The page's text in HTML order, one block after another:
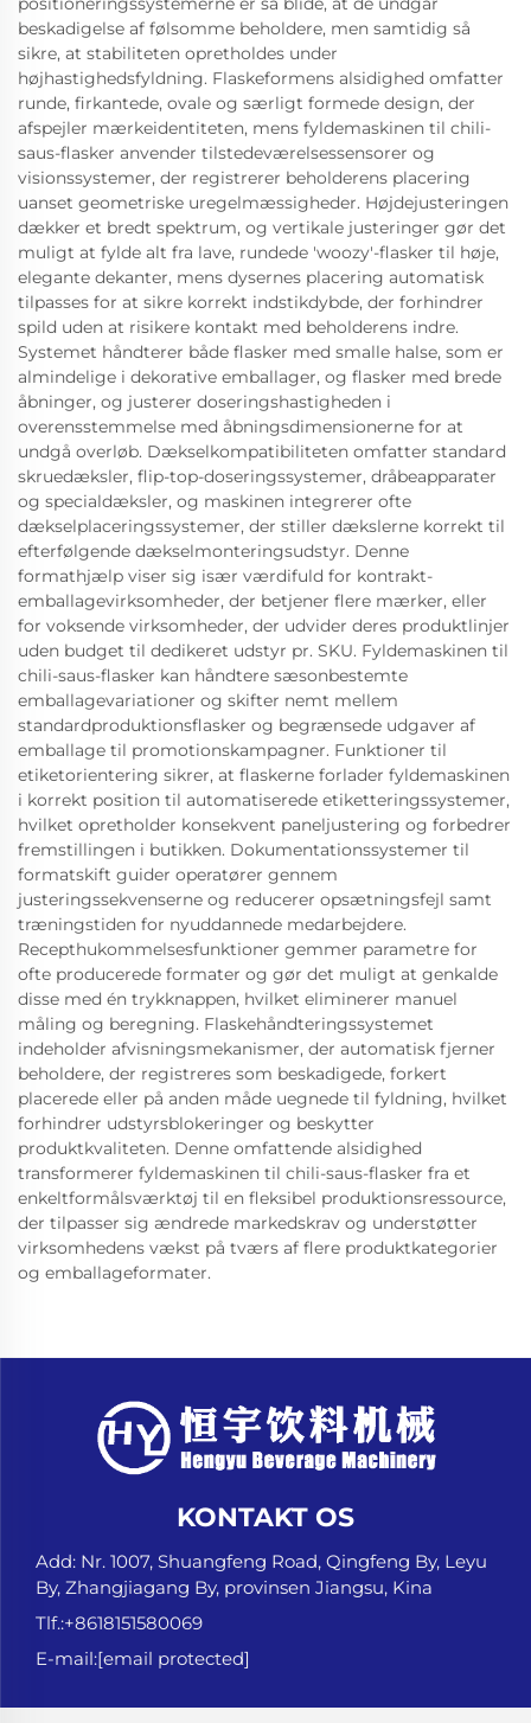
beskadigelse af følsomme beholdere, men samtidig så
sikre, at stabiliteten opretholdes under
højhastighedsfyldning. Flaskeformens alsidighed omfatter
runde, firkantede, ovale og særligt formede design, der
afspejler mærkeidentiteten, mens fyldemaskinen til chili-
saus-flasker anvender tilstedeværelsessensorer og
visionssystemer, der registrerer beholderens placering
uanset geometriske uregelmæssigheder. Højdejusteringen
dækker et bredt spektrum, og vertikale justeringer gør det
muligt at fylde alt fra lave, rundede 'woozy'-flasker til høje,
elegante dekanter, mens dysernes placering automatisk
tilpasses for at sikre korrekt indstikdybde, der forhindrer
spild uden at risikere kontakt med beholderens indre.
Systemet håndterer både flasker med smalle halse, som er
almindelige i dekorative emballager, og flasker med brede
åbninger, og justerer doseringshastigheden i
overensstemmelse med åbningsdimensionerne for at
undgå overløb. Dækselkompatibiliteten omfatter standard
skruedæksler, flip-top-doseringssystemer, dråbeapparater
og specialdæksler, og maskinen integrerer ofte
dækselplaceringssystemer, der stiller dækslerne korrekt til
efterfølgende dækselmonteringsudstyr. Denne
formathjælp viser sig især værdifuld for kontrakt-
emballagevirksomheder, der betjener flere mærker, eller
for voksende virksomheder, der udvider deres produktlinjer
uden budget til dedikeret udstyr pr. SKU. Fyldemaskinen til
chili-saus-flasker kan håndtere sæsonbestemte
emballagevariationer og skifter nemt mellem
standardproduktionsflasker og begrænsede udgaver af
emballage til promotionskampagner. Funktioner til
etiketorientering sikrer, at flaskerne forlader fyldemaskinen
i korrekt position til automatiserede etiketteringssystemer,
hvilket opretholder konsekvent paneljustering og forbedrer
fremstillingen i butikken. Dokumentationssystemer til
formatskift guider operatører gennem
justeringssekvenserne og reducerer opsætningsfejl samt
træningstiden for nyuddannede medarbejdere.
Recepthukommelsesfunktioner gemmer parametre for
ofte producerede formater og gør det muligt at genkalde
disse med én trykknappen, hvilket eliminerer manuel
måling og beregning. Flaskehåndteringssystemet
indeholder afvisningsmekanismer, der automatisk fjerner
beholdere, der registreres som beskadigede, forkert
placerede eller på anden måde uegnede til fyldning, hvilket
forhindrer udstyrsblokeringer og beskytter
produktkvaliteten. Denne omfattende alsidighed
transformerer fyldemaskinen til chili-saus-flasker fra et
enkeltformålsværktøj til en fleksibel produktionsressource,
der tilpasser sig ændrede markedskrav og understøtter
virksomhedens vækst på tværs af flere produktkategorier
og emballageformater.
KONTAKT OS
Add: Nr. 1007, Shuangfeng Road, Qingfeng By, Leyu
By, Zhangjiagang By, provinsen Jiangsu, Kina
Tlf.:+8618151580069
E-mail:[email protected]